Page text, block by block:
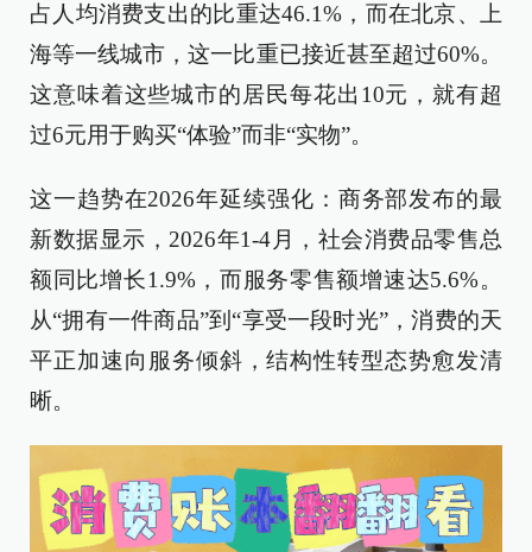
占人均消费支出的比重达46.1%，而在北京、上
海等一线城市，这一比重已接近甚至超过60%。
这意味着这些城市的居民每花出10元，就有超
过6元用于购买“体验”而非“实物”。
这一趋势在2026年延续强化：商务部发布的最
新数据显示，2026年1-4月，社会消费品零售总
额同比增长1.9%，而服务零售额增速达5.6%。
从“拥有一件商品”到“享受一段时光”，消费的天
平正加速向服务倾斜，结构性转型态势愈发清
晰。